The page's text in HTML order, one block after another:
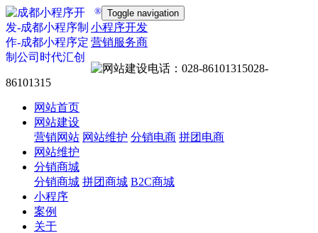
Toggle navigation
®
小程序开发
营销服务商
028-
86101315
网站首页
网站建设
营销网站 网站维护 分销电商 拼团电商
网站维护
分销商城
分销商城 拼团商城 B2C商城
小程序
案例
关于